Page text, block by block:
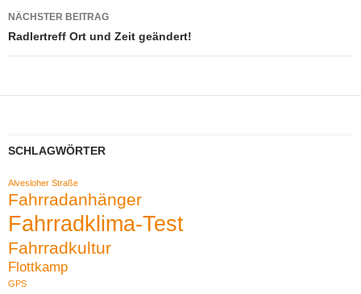
NÄCHSTER BEITRAG
Radlertreff Ort und Zeit geändert!
SCHLAGWÖRTER
Alvesloher Straße
Fahrradanhänger
Fahrradklima-Test
Fahrradkultur
Flottkamp
GPS